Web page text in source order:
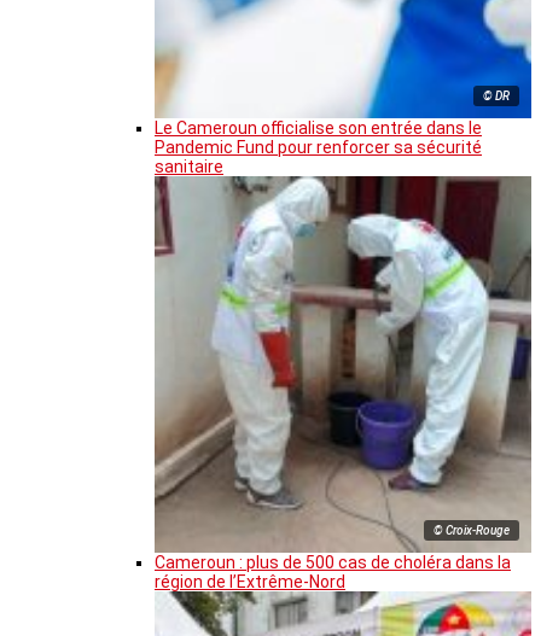
© DR
Le Cameroun officialise son entrée dans le
Pandemic Fund pour renforcer sa sécurité
sanitaire
© Croix-Rouge
Cameroun : plus de 500 cas de choléra dans la
région de l’Extrême-Nord